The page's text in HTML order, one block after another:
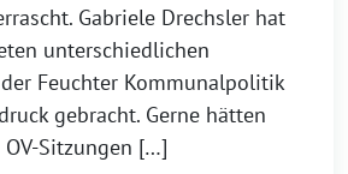
Gabriele Drechsler hat
unterschiedlichen
Feuchter Kommunalpolitik
gebracht. Gerne hätten
Sitzungen […]